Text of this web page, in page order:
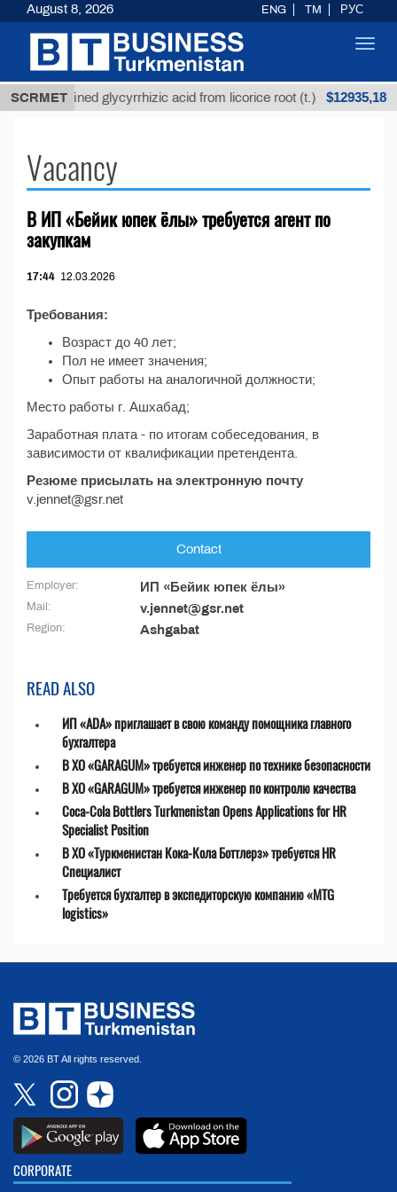
SCRMET
Unrefined glycyrrhizic acid from licorice root (t.) $12935,18
Vacancy
В ИП «Бейик юпек ёлы» требуется агент по
закупкам
17:44 12.03.2026
Требования:
Возраст до 40 лет;
Пол не имеет значения;
Опыт работы на аналогичной должности;
Место работы г. Ашхабад;
Заработная плата - по итогам собеседования, в
зависимости от квалификации претендента.
Резюме присылать на электронную почту
v.jennet@gsr.net
Contact
Employer: ИП «Бейик юпек ёлы»
Mail: v.jennet@gsr.net
Region: Ashgabat
READ ALSO
ИП «ADA» приглашает в свою команду помощника главного
бухгалтера
В ХО «GARAGUM» требуется инженер по технике безопасности
В ХО «GARAGUM» требуется инженер по контролю качества
Coca-Cola Bottlers Turkmenistan Opens Applications for HR
Specialist Position
В ХО «Туркменистан Кока-Кола Боттлерз» требуется HR
Специалист
Требуется бухгалтер в экспедиторскую компанию «MTG
logistics»
© 2026 BT All rights reserved.
CORPORATE
August 8, 2026 ENG TM РУС